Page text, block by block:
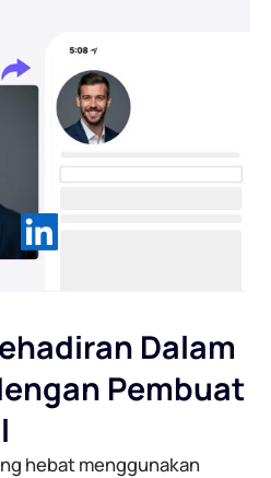
Dalam
Pembuat
hebat menggunakan